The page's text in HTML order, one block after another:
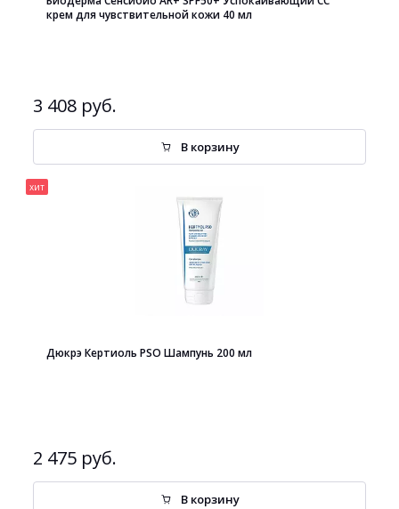
крем для чувствительной кожи 40 мл
3 408 руб.
В корзину
хит
Дюкрэ Кертиоль PSO Шампунь 200 мл
2 475 руб.
В корзину